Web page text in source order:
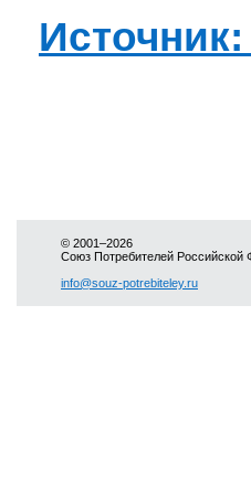
© 2001–2026
Союз Потребителей Российской
info@souz-potrebiteley.ru